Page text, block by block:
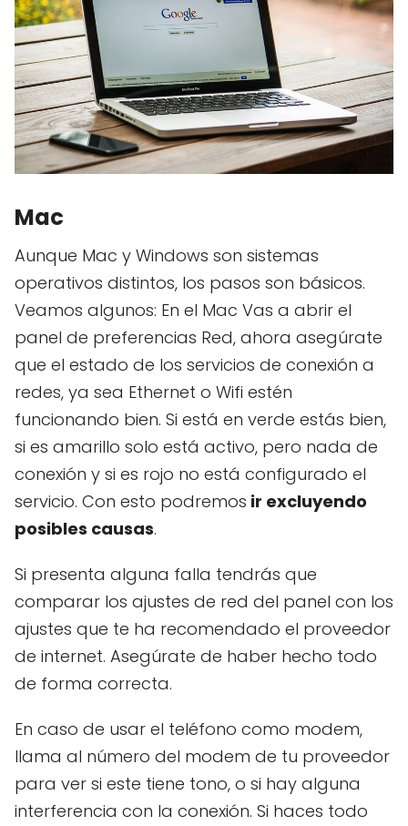
Mac
Aunque Mac y Windows son sistemas
operativos distintos, los pasos son básicos.
Veamos algunos: En el Mac Vas a abrir el
panel de preferencias Red, ahora asegúrate
que el estado de los servicios de conexión a
redes, ya sea Ethernet o Wifi estén
funcionando bien. Si está en verde estás bien,
si es amarillo solo está activo, pero nada de
conexión y si es rojo no está configurado el
servicio. Con esto podremos ir excluyendo
posibles causas.
Si presenta alguna falla tendrás que
comparar los ajustes de red del panel con los
ajustes que te ha recomendado el proveedor
de internet. Asegúrate de haber hecho todo
de forma correcta.
En caso de usar el teléfono como modem,
llama al número del modem de tu proveedor
para ver si este tiene tono, o si hay alguna
interferencia con la conexión. Si haces todo